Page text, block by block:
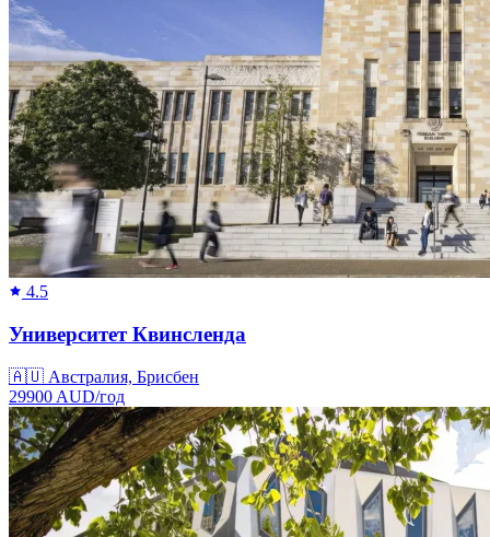
4.5
Университет Квинсленда
🇦🇺 Австралия, Брисбен
29900 AUD/год